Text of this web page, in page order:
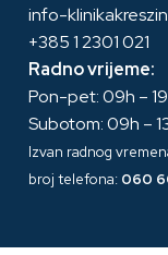
info-
+385 1 2301 021
Radno vrijeme:
Pon-pet: 09h –
Subotom: 09h –
Izvan radnog
broj telefona: 060